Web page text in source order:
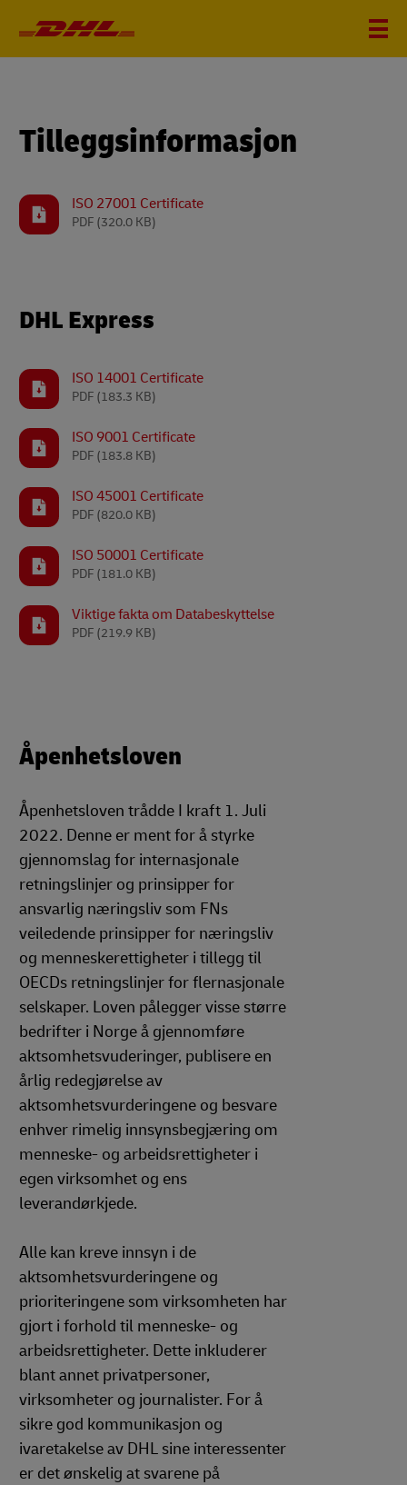
Tilleggsinformasjon
ISO 27001 Certificate
PDF (320.0 KB)
DHL Express
ISO 14001 Certificate
PDF (183.3 KB)
ISO 9001 Certificate
PDF (183.8 KB)
ISO 45001 Certificate
PDF (820.0 KB)
ISO 50001 Certificate
PDF (181.0 KB)
Viktige fakta om Databeskyttelse
PDF (219.9 KB)
Åpenhetsloven
Åpenhetsloven trådde I kraft 1. Juli
2022. Denne er ment for å styrke
gjennomslag for internasjonale
retningslinjer og prinsipper for
ansvarlig næringsliv som FNs
veiledende prinsipper for næringsliv
og menneskerettigheter i tillegg til
OECDs retningslinjer for flernasjonale
selskaper. Loven pålegger visse større
bedrifter i Norge å gjennomføre
aktsomhetsvuderinger, publisere en
årlig redegjørelse av
aktsomhetsvurderingene og besvare
enhver rimelig innsynsbegjæring om
menneske- og arbeidsrettigheter i
egen virksomhet og ens
leverandørkjede.
Alle kan kreve innsyn i de
aktsomhetsvurderingene og
prioriteringene som virksomheten har
gjort i forhold til menneske- og
arbeidsrettigheter. Dette inkluderer
blant annet privatpersoner,
virksomheter og journalister. For å
sikre god kommunikasjon og
ivaretakelse av DHL sine interessenter
er det ønskelig at svarene på